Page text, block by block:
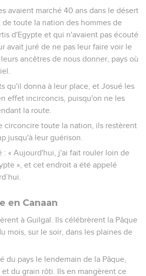
avaient marché 40 ans dans le désert
toute la nation des hommes de
d'Egypte et qui n'avaient pas écouté
avait juré de ne pas leur faire voir le
ancêtres de nous donner, pays où
qu'il donna à leur place, et Josué les
effet incirconcis, puisqu'on ne les
la route.
circoncire toute la nation, ils restèrent
jusqu'à leur guérison.
: « Aujourd'hui, j'ai fait rouler loin de
», et cet endroit a été appelé
en Canaan
à Guilgal. Ils célébrèrent la Pâque
mois, sur le soir, dans les plaines de
du pays le lendemain de la Pâque,
et du grain rôti. Ils en mangèrent ce